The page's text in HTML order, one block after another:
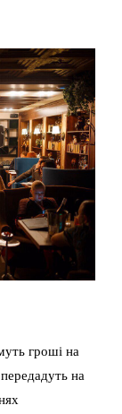
гроші на
на